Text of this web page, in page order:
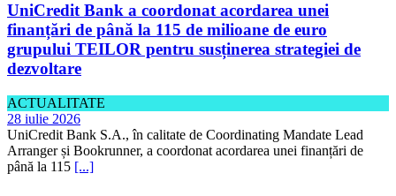
UniCredit Bank a coordonat acordarea unei
finanțări de până la 115 de milioane de euro
grupului TEILOR pentru susținerea strategiei de
dezvoltare
ACTUALITATE
28 iulie 2026
UniCredit Bank S.A., în calitate de Coordinating Mandate Lead
Arranger și Bookrunner, a coordonat acordarea unei finanțări de
până la 115 [...]